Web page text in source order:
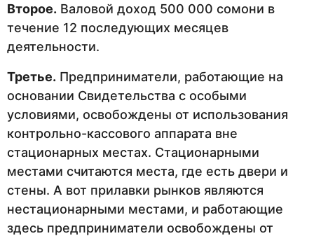
Второе. Валовой доход 500 000 сомони в
течение 12 последующих месяцев
деятельности.
Третье. Предприниматели, работающие на
основании Свидетельства с особыми
условиями, освобождены от использования
контрольно-кассового аппарата вне
стационарных местах. Стационарными
местами считаются места, где есть двери и
стены. А вот прилавки рынков являются
нестационарными местами, и работающие
здесь предприниматели освобождены от